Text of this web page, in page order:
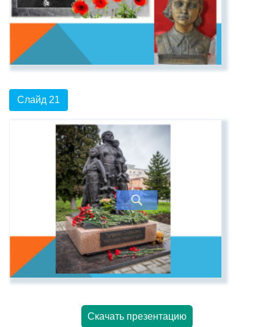
Слайд 21
Скачать презентацию